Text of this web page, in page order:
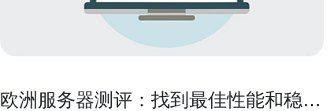
欧洲服务器测评：找到最佳性能和稳定